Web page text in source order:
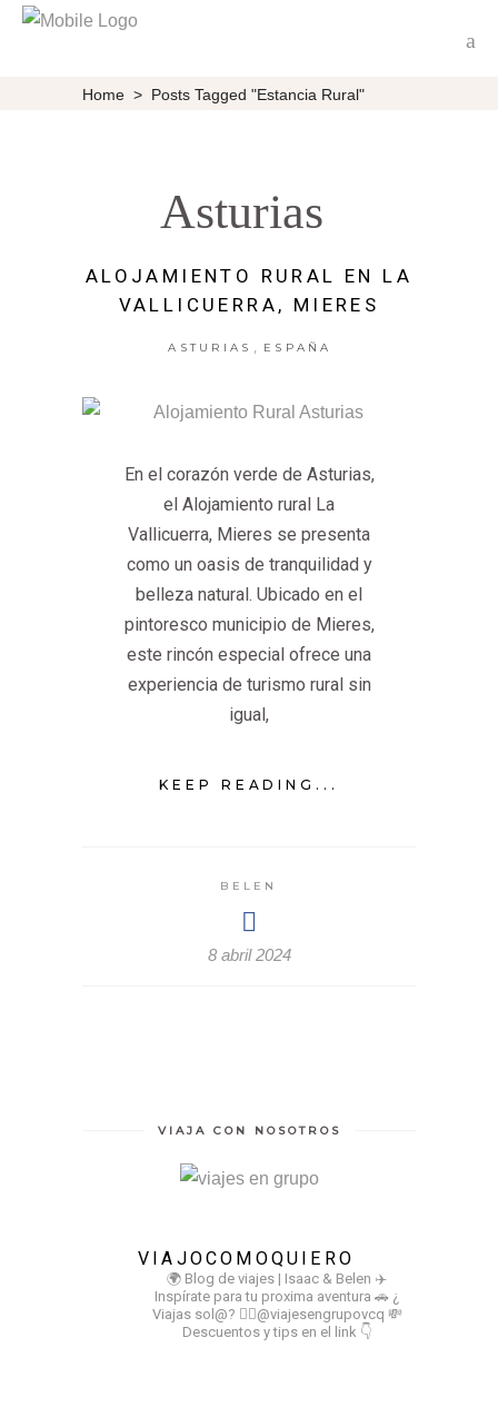
Home > Posts Tagged "Estancia Rural"
Asturias
ALOJAMIENTO RURAL EN LA
VALLICUERRA, MIERES
ASTURIAS , ESPAÑA
En el corazón verde de Asturias,
el Alojamiento rural La
Vallicuerra, Mieres se presenta
como un oasis de tranquilidad y
belleza natural. Ubicado en el
pintoresco municipio de Mieres,
este rincón especial ofrece una
experiencia de turismo rural sin
igual,
KEEP READING...
BELEN
8 abril 2024
VIAJA CON NOSOTROS
VIAJOCOMOQUIERO
🌍 Blog de viajes | Isaac & Belen ✈️
Inspírate para tu proxima aventura 🚗 ¿
Viajas sol@? 👉🏻@viajesengrupovcq 💸
Descuentos y tips en el link 👇